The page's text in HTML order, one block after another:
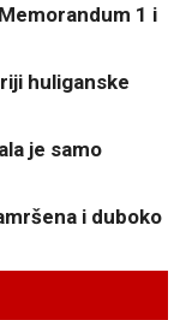
Memorandum 1 i
huliganske
je samo
i duboko